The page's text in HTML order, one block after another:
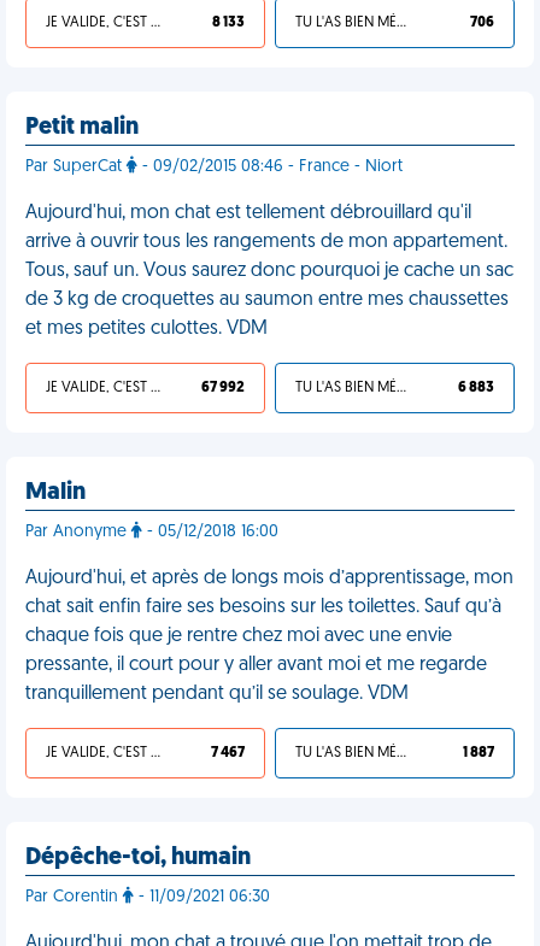
JE VALIDE, C'EST UNE VDM 8 133 TU L'AS BIEN MÉRITÉ 706
Petit malin
Par SuperCat - 09/02/2015 08:46 - France - Niort
Aujourd'hui, mon chat est tellement débrouillard qu'il
arrive à ouvrir tous les rangements de mon appartement.
Tous, sauf un. Vous saurez donc pourquoi je cache un sac
de 3 kg de croquettes au saumon entre mes chaussettes
et mes petites culottes. VDM
JE VALIDE, C'EST UNE VDM 67 992 TU L'AS BIEN MÉRITÉ 6 883
Malin
Par Anonyme - 05/12/2018 16:00
Aujourd'hui, et après de longs mois d’apprentissage, mon
chat sait enfin faire ses besoins sur les toilettes. Sauf qu’à
chaque fois que je rentre chez moi avec une envie
pressante, il court pour y aller avant moi et me regarde
tranquillement pendant qu’il se soulage. VDM
JE VALIDE, C'EST UNE VDM 7 467 TU L'AS BIEN MÉRITÉ 1 887
Dépêche-toi, humain
Par Corentin - 11/09/2021 06:30